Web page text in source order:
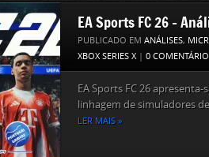
EA Sports FC 26 –
PUBLICADO EM ANÁLISES,
XBOX SERIES X | 0
EA Sports FC 26
linhagem de simuladores
LER MAIS »